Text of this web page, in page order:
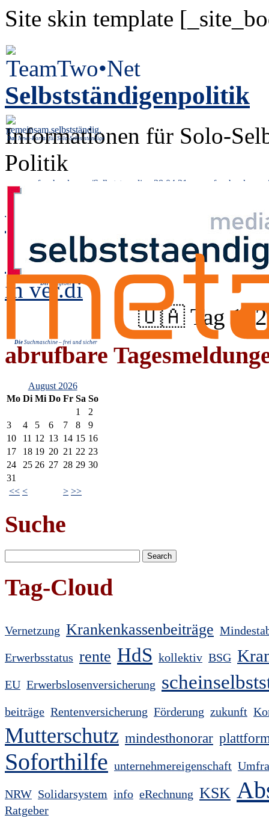
Site skin template
Selbstständigenpolitik
Informationen für Solo-
Politik
Das News-Portal für Solo-Selbstständige
DerRatgeber
Die Suchmaschine – frei und sicher
« www.facebook.com/Selbststaendige 28.04.21
www.facebook.com/
27.04.2021 23:47, von
in ver.di
🇺🇦 Tag
abrufbare
August 2026
Mo Di Mi Do Fr Sa So
1
2
3
4 5 6 7 8
9
10
11 12 13 14 15 16
17
18 19 20 21 22 23
24
25 26 27 28 29 30
31
<< < > >>
Suche
Tag-Cloud
Vernetzung Krankenkassenbeiträge
Erwerbsstatus rente HdS kollektiv BSG
EU Erwerbslosenversicherung
beiträge Rentenversicherung Förderung zukunft
Mutterschutz mindesthonorar
Soforthilfe unternehmereigenschaft
NRW Solidarsystem info eRechnung KSK
Ratgeber